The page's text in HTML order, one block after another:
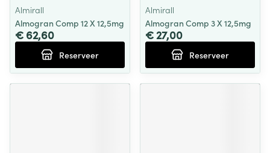
Almirall
Almogran Comp 12 X 12,5mg
€ 62,60
Reserveer
Almirall
Almogran Comp 3 X 12,5mg
€ 27,00
Reserveer